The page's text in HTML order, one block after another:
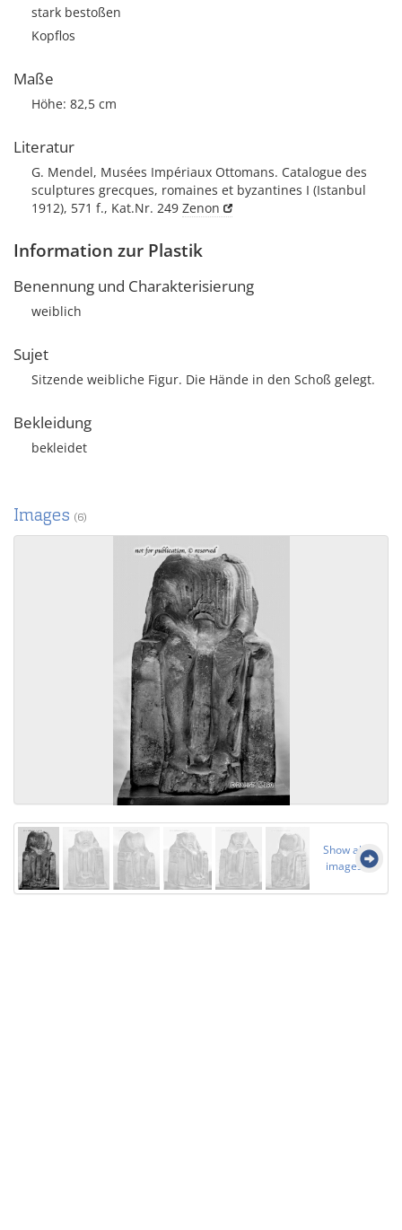
stark bestoßen
Kopflos
Maße
Höhe: 82,5 cm
Literatur
G. Mendel, Musées Impériaux Ottomans. Catalogue des
sculptures grecques, romaines et byzantines I (Istanbul
1912), 571 f., Kat.Nr. 249 Zenon
Information zur Plastik
Benennung und Charakterisierung
weiblich
Sujet
Sitzende weibliche Figur. Die Hände in den Schoß gelegt.
Bekleidung
bekleidet
Images (6)
Show all
images